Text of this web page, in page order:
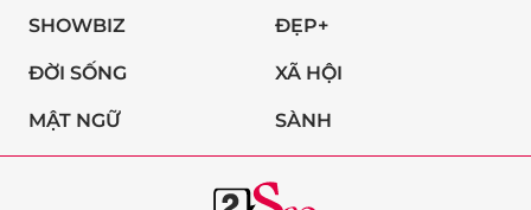
SHOWBIZ ĐẸP+
ĐỜI SỐNG XÃ HỘI
MẬT NGỮ SÀNH